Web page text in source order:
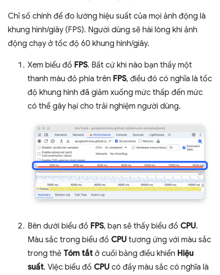
Chỉ số chính để đo lường hiệu suất của mọi ảnh động là
khung hình/giây (FPS). Người dùng sẽ hài lòng khi ảnh
động chạy ở tốc độ 60 khung hình/giây.
Xem biểu đồ FPS. Bất cứ khi nào bạn thấy một
thanh màu đỏ phía trên FPS, điều đó có nghĩa là tốc
độ khung hình đã giảm xuống mức thấp đến mức
có thể gây hại cho trải nghiệm người dùng.
Bên dưới biểu đồ FPS, bạn sẽ thấy biểu đồ CPU.
Màu sắc trong biểu đồ CPU tương ứng với màu sắc
trong thẻ Tóm tắt ở cuối bảng điều khiển Hiệu
suất. Việc biểu đồ CPU có đầy màu sắc có nghĩa là